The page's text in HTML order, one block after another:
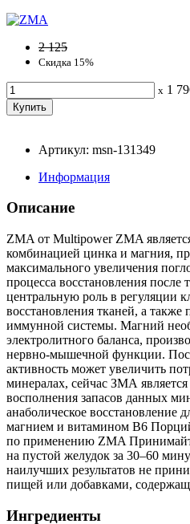
2 125
Скидка 15%
x 1
Артикул: msn-131349
Информация
Описание
ZMA от Multipower ZMA
комбинацией цинка и магния,
максимального увеличения
процесса восстановления
центральную роль в регуляции
восстановления тканей, а также
иммунной системы. Магний
электролитного баланса,
нервно-мышечной функции.
активность может увеличить
минералах, сейчас ЗМА
восполнения запасов данных
анаболическое восстановление
магнием и витамином B6
по применению ZMA
на пустой желудок за 30–60
наилучших результатов не
пищей или добавками,
Ингредиенты